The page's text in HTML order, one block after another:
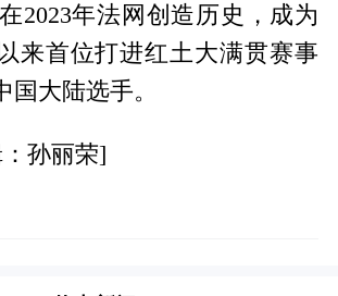
2023年法网创造历史，成为
来首位打进红土大满贯赛事
国大陆选手。
孙丽荣]